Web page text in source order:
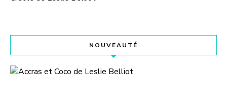
NOUVEAUTÉ